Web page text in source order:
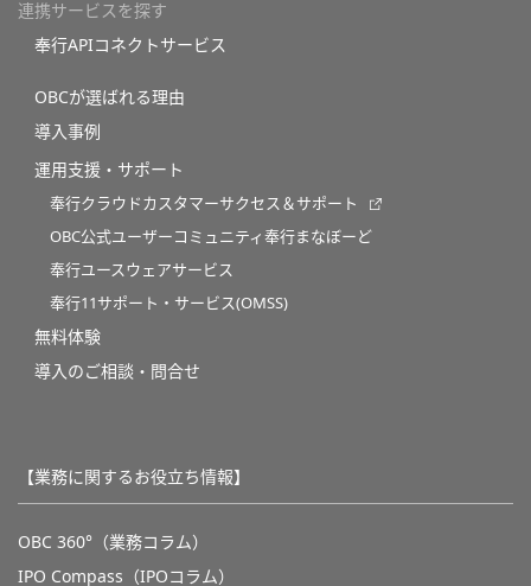
連携サービスを探す
奉行APIコネクトサービス
OBCが選ばれる理由
導入事例
運用支援・サポート
奉行クラウドカスタマーサクセス＆サポート
OBC公式ユーザーコミュニティ奉行まなぼーど
奉行ユースウェアサービス
奉行11サポート・サービス(OMSS)
無料体験
導入のご相談・問合せ
【業務に関するお役立ち情報】
OBC 360°（業務コラム）
IPO Compass（IPOコラム）